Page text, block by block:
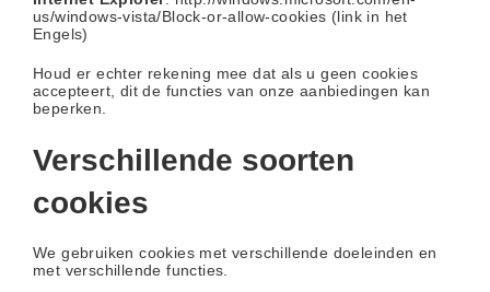
us/windows-vista/Block-or-allow-cookies (link in het
Engels)
Houd er echter rekening mee dat als u geen cookies
accepteert, dit de functies van onze aanbiedingen kan
beperken.
Verschillende soorten
cookies
We gebruiken cookies met verschillende doeleinden en
met verschillende functies.